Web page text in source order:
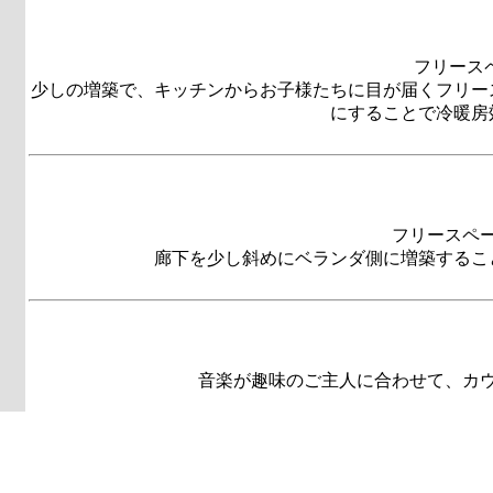
フリース
少しの増築で、キッチンからお子様たちに目が届くフリ
にすることで冷暖
フリースペ
廊下を少し斜めにベランダ側に増築する
音楽が趣味のご主人に合わせて、カ